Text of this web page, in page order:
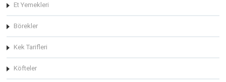
Et Yemekleri
Börekler
Kek Tarifleri
Köfteler